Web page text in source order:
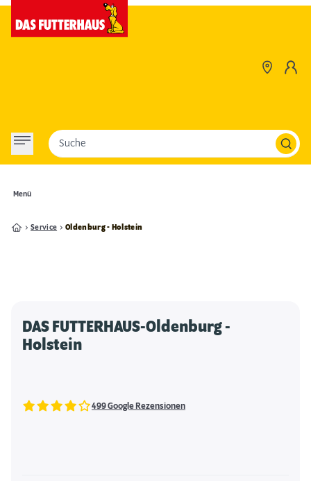
Menü
Suche
Service Oldenburg - Holstein
DAS FUTTERHAUS-Oldenburg -
Holstein
499 Google Rezensionen